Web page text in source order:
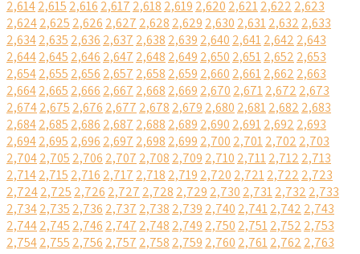
2,6142,615 2,616 2,617 2,618 2,619 2,620 2,6212,622 2,623
2,6242,625 2,626 2,627 2,628 2,629 2,630 2,6312,632 2,633
2,6342,635 2,636 2,637 2,638 2,639 2,640 2,6412,642 2,643
2,6442,645 2,646 2,647 2,648 2,649 2,650 2,6512,652 2,653
2,6542,655 2,656 2,657 2,658 2,659 2,660 2,6612,662 2,663
2,6642,665 2,666 2,667 2,668 2,669 2,670 2,6712,672 2,673
2,6742,675 2,676 2,677 2,678 2,679 2,680 2,6812,682 2,683
2,6842,685 2,686 2,687 2,688 2,689 2,690 2,6912,692 2,693
2,6942,695 2,696 2,697 2,698 2,699 2,700 2,7012,702 2,703
2,7042,705 2,706 2,707 2,708 2,709 2,710 2,7112,712 2,713
2,7142,715 2,716 2,717 2,718 2,719 2,720 2,7212,722 2,723
2,7242,725 2,726 2,727 2,728 2,729 2,730 2,7312,732 2,733
2,7342,735 2,736 2,737 2,738 2,739 2,740 2,7412,742 2,743
2,7442,745 2,746 2,747 2,748 2,749 2,750 2,7512,752 2,753
2,7542,755 2,756 2,757 2,758 2,759 2,760 2,7612,762 2,763